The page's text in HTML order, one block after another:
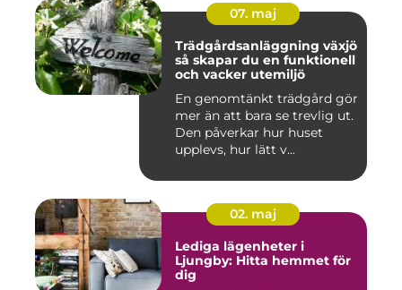
07. maj
Trädgårdsanläggning växjö
så skapar du en funktionell
och vacker utemiljö
En genomtänkt trädgård gör
mer än att bara se trevlig ut.
Den påverkar hur huset
upplevs, hur lätt v...
02. maj
Lediga lägenheter i
Ljungby: Hitta hemmet för
dig